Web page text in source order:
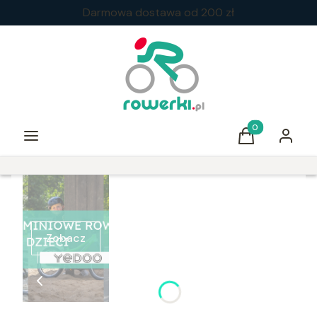
Darmowa dostawa od 200 zł
Menu Produkty w
Koszyk Zaloguj
Zobacz